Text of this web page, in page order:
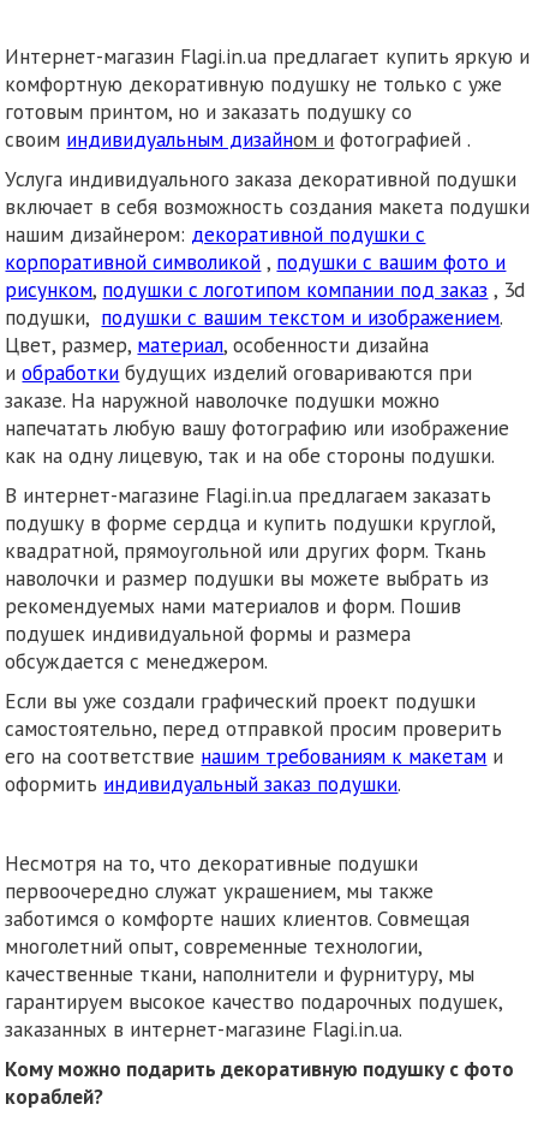
Интернет-магазин Flagi.in.ua предлагает купить яркую и
комфортную декоративную подушку не только с уже
готовым принтом, но и заказать подушку со
своим индивидуальным дизайном и фотографией .
Услуга индивидуального заказа декоративной подушки
включает в себя возможность создания макета подушки
нашим дизайнером: декоративной подушки с
корпоративной символикой , подушки с вашим фото и
рисунком, подушки с логотипом компании под заказ , 3d
подушки, подушки с вашим текстом и изображением.
Цвет, размер, материал, особенности дизайна
иобработки будущих изделий оговариваются при
заказе. На наружной наволочке подушки можно
напечатать любую вашу фотографию или изображение
как на одну лицевую, так и на обе стороны подушки.
В интернет-магазине Flagi.in.ua предлагаем заказать
подушку в форме сердца и купить подушки круглой,
квадратной, прямоугольной или других форм. Ткань
наволочки и размер подушки вы можете выбрать из
рекомендуемых нами материалов и форм. Пошив
подушек индивидуальной формы и размера
обсуждается с менеджером.
Если вы уже создали графический проект подушки
самостоятельно, перед отправкой просим проверить
его на соответствие нашим требованиям к макетам и
оформить индивидуальный заказ подушки.
Несмотря на то, что декоративные подушки
первоочередно служат украшением, мы также
заботимся о комфорте наших клиентов. Совмещая
многолетний опыт, современные технологии,
качественные ткани, наполнители и фурнитуру, мы
гарантируем высокое качество подарочных подушек,
заказанных в интернет-магазине Flagi.in.ua.
Кому можно подарить декоративную подушку с фото
кораблей?